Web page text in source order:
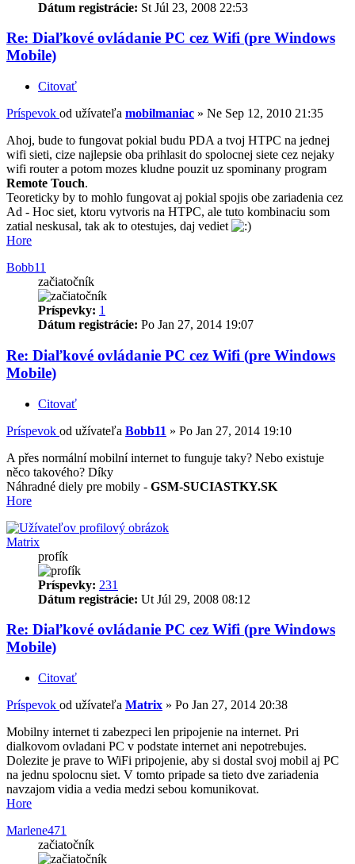
Dátum registrácie: St Júl 23, 2008 22:53
Re: Diaľkové ovládanie PC cez Wifi (pre Windows
Mobile)
Citovať
Príspevok od užívateľa mobilmaniac » Ne Sep 12, 2010 21:35
Ahoj, bude to fungovat pokial budu PDA a tvoj HTPC na jednej
wifi sieti, cize najlepsie oba prihlasit do spolocnej siete cez nejaky
wifi router a potom mozes kludne pouzit uz spominany program
Remote Touch.
Teoreticky by to mohlo fungovat aj pokial spojis obe zariadenia cez
Ad - Hoc siet, ktoru vytvoris na HTPC, ale tuto kombinaciu som
zatial neskusal, tak ak to otestujes, daj vediet
Hore
Bobb11
začiatočník
Príspevky: 1
Dátum registrácie: Po Jan 27, 2014 19:07
Re: Diaľkové ovládanie PC cez Wifi (pre Windows
Mobile)
Citovať
Príspevok od užívateľa Bobb11 » Po Jan 27, 2014 19:10
A přes normální mobilní internet to funguje taky? Nebo existuje
něco takového? Díky
Náhradné diely pre mobily - GSM-SUCIASTKY.SK
Hore
Matrix
profík
Príspevky: 231
Dátum registrácie: Ut Júl 29, 2008 08:12
Re: Diaľkové ovládanie PC cez Wifi (pre Windows
Mobile)
Citovať
Príspevok od užívateľa Matrix » Po Jan 27, 2014 20:38
Mobilny internet ti zabezpeci len pripojenie na internet. Pri
dialkovom ovladani PC v podstate internet ani nepotrebujes.
Dolezite je prave to WiFi pripojenie, aby si dostal svoj mobil aj PC
na jednu spolocnu siet. V tomto pripade sa tieto dve zariadenia
navzajom vidia a vedia medzi sebou komunikovat.
Hore
Marlene471
začiatočník